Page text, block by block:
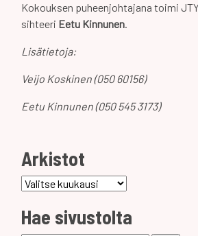
Kokouksen puheenjohtajana toimi
sihteeri Eetu Kinnunen.
Lisätietoja:
Veijo Koskinen (050 60156)
Eetu Kinnunen (050 545 3173)
Arkistot
Arkistot
Hae sivustolta